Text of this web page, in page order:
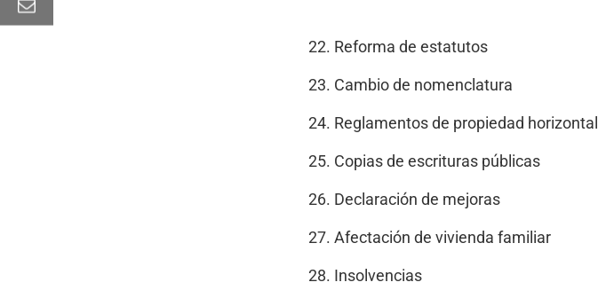
Reforma de estatutos
Cambio de nomenclatura
Reglamentos de propiedad horizontal
Copias de escrituras públicas
Declaración de mejoras
Afectación de vivienda familiar
Insolvencias